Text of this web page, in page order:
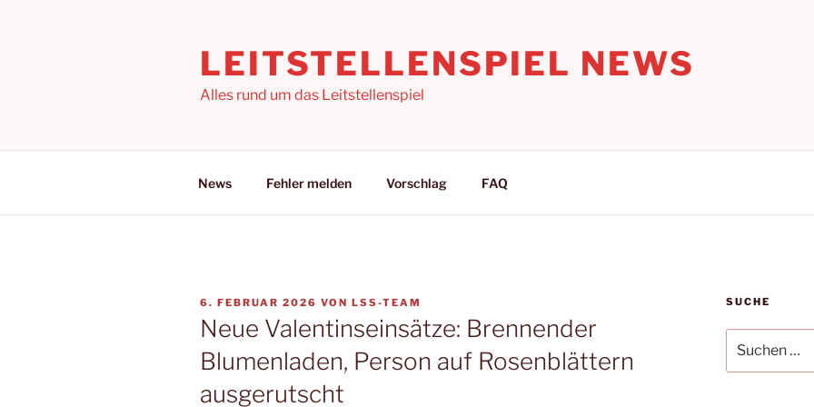
LEITSTELLENSPIEL NEWS
Alles rund um das Leitstellenspiel
News Fehler melden Vorschlag FAQ
VERÖFFENTLICHT
AM
6. FEBRUAR 2026 VON LSS-TEAM
Neue Valentinseinsätze: Brennender
Blumenladen, Person auf Rosenblättern
ausgerutscht
SUCHE
nach: